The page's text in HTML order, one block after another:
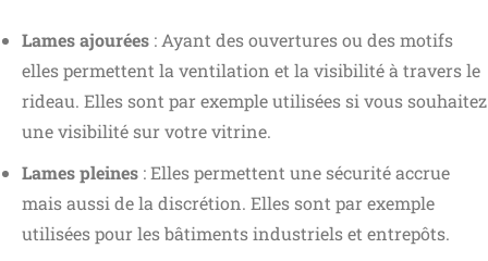
Lames ajourées : Ayant des ouvertures ou des motifs
elles permettent la ventilation et la visibilité à travers le
rideau. Elles sont par exemple utilisées si vous souhaitez
une visibilité sur votre vitrine.
Lames pleines : Elles permettent une sécurité accrue
mais aussi de la discrétion. Elles sont par exemple
utilisées pour les bâtiments industriels et entrepôts.